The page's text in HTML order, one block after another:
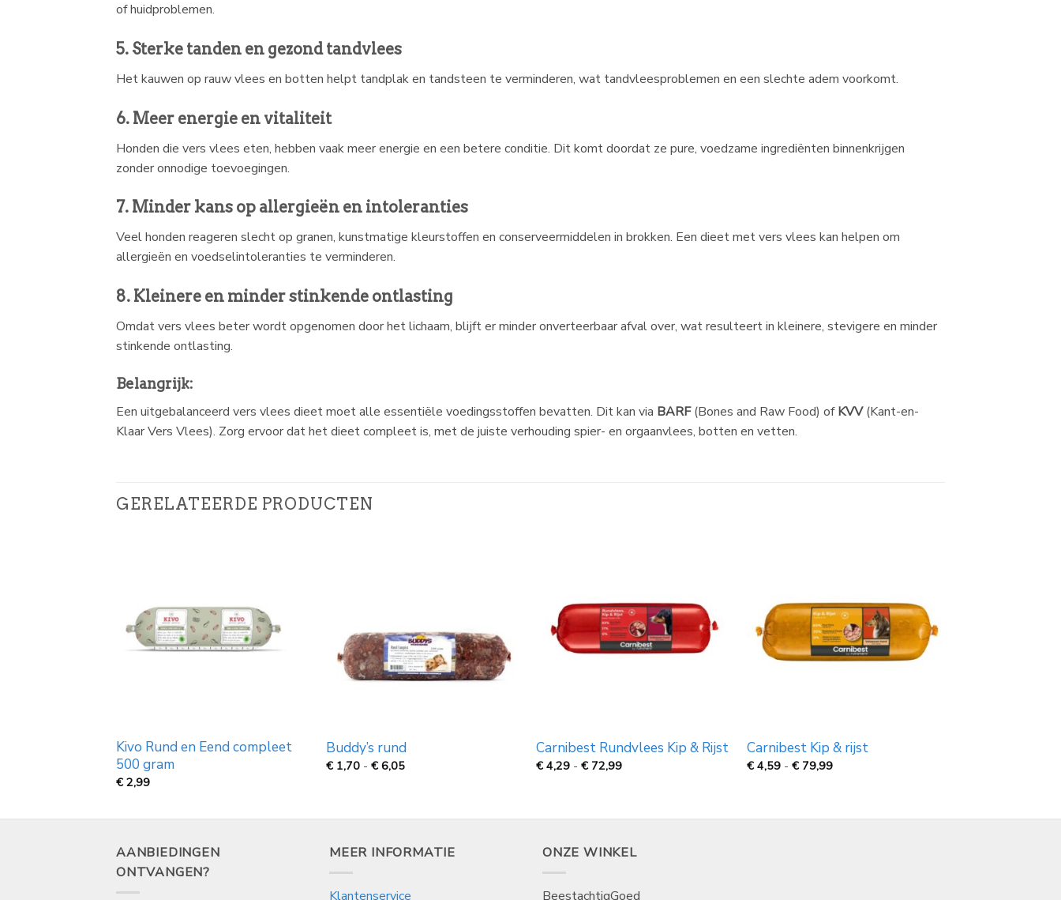
of huidproblemen.
5. Sterke tanden en gezond tandvlees
Het kauwen op rauw vlees en botten helpt tandplak en tandsteen te verminderen, wat tandvleesproblemen en een slechte adem voorkomt.
6. Meer energie en vitaliteit
Honden die vers vlees eten, hebben vaak meer energie en een betere conditie. Dit komt doordat ze pure, voedzame ingrediënten binnenkrijgen
zonder onnodige toevoegingen.
7. Minder kans op allergieën en intoleranties
Veel honden reageren slecht op granen, kunstmatige kleurstoffen en conserveermiddelen in brokken. Een dieet met vers vlees kan helpen om
allergieën en voedselintoleranties te verminderen.
8. Kleinere en minder stinkende ontlasting
Omdat vers vlees beter wordt opgenomen door het lichaam, blijft er minder onverteerbaar afval over, wat resulteert in kleinere, stevigere en minder
stinkende ontlasting.
Belangrijk:
Een uitgebalanceerd vers vlees dieet moet alle essentiële voedingsstoffen bevatten. Dit kan via BARF(Bones and Raw Food) ofKVV(Kant-en-
Klaar Vers Vlees). Zorg ervoor dat het dieet compleet is, met de juiste verhouding spier- en orgaanvlees, botten en vetten.
GERELATEERDE PRODUCTEN
Kivo Rund en Eend compleet
500 gram
€ 2,99
Buddy’s rund
€ 1,70 - €6,05Prijsklasse:
6,05
Carnibest Rundvlees Kip & Rijst
€4,29 - € 72,99Prijsklasse:
72,99
Carnibest Kip & rijst
€ 4,59 - € 79,99Prijsklasse:
79,99
AANBIEDINGEN
ONTVANGEN?
MEER INFORMATIE
Klantenservice
ONZE WINKEL
BeestachtigGoed